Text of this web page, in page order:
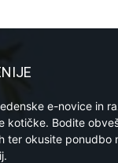
e-novice in
kotičke. Bodite
ter okusite ponudbo